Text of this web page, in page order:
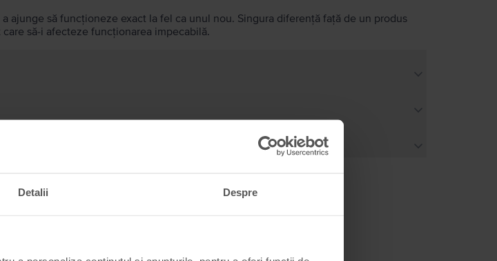
Detalii Despre
să funcționeze exact la fel ca unul nou. Singura diferență față de un produs
să-i afecteze funcționarea impecabilă.
căutării tale